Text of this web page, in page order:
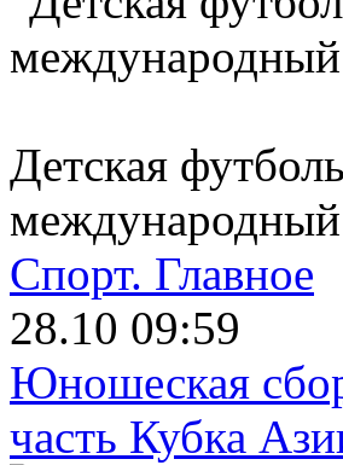
Детская
международный
Спорт. Главное
28.10 09:59
Юношеская
часть Кубка